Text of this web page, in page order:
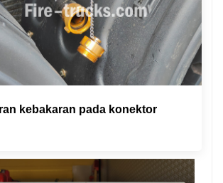
kebakaran pada konektor